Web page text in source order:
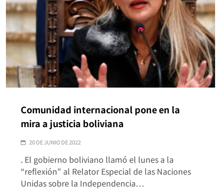
Comunidad internacional pone en la
mira a justicia boliviana
20 DE JUNIO DE 2022
. El gobierno boliviano llamó el lunes a la
“reflexión” al Relator Especial de las Naciones
Unidas sobre la Independencia…